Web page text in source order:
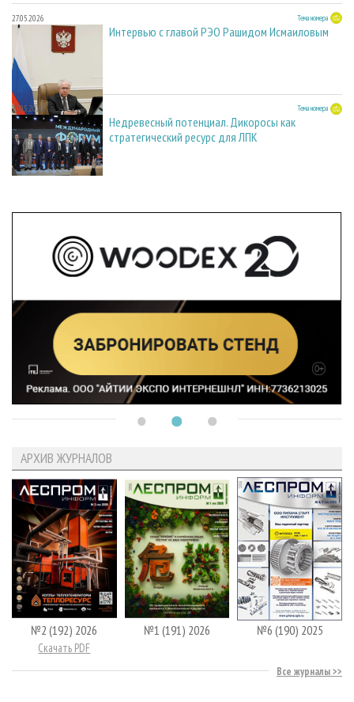
27.05.2026 Тема номера
Интервью с главой РЭО Рашидом Исмаиловым
27.05.2026 Тема номера
Недревесный потенциал. Дикоросы как
стратегический ресурс для ЛПК
АРХИВ ЖУРНАЛОВ
№2 (192) 2026
Скачать PDF
№1 (191) 2026 №6 (190) 2025
Все журналы